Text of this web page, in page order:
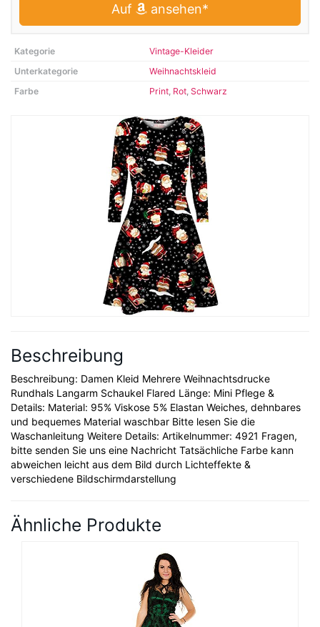
Auf ansehen*
Kategorie
Vintage-Kleider
Unterkategorie
Weihnachtskleid
Farbe
Print, Rot, Schwarz
Beschreibung
Beschreibung: Damen Kleid Mehrere Weihnachtsdrucke
Rundhals Langarm Schaukel Flared Länge: Mini Pflege &
Details: Material: 95% Viskose 5% Elastan Weiches, dehnbares
und bequemes Material waschbar Bitte lesen Sie die
Waschanleitung Weitere Details: Artikelnummer: 4921 Fragen,
bitte senden Sie uns eine Nachricht Tatsächliche Farbe kann
abweichen leicht aus dem Bild durch Lichteffekte &
verschiedene Bildschirmdarstellung
Ähnliche Produkte